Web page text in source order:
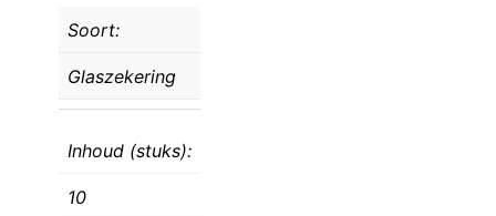
Soort:
Glaszekering
Inhoud (stuks):
10